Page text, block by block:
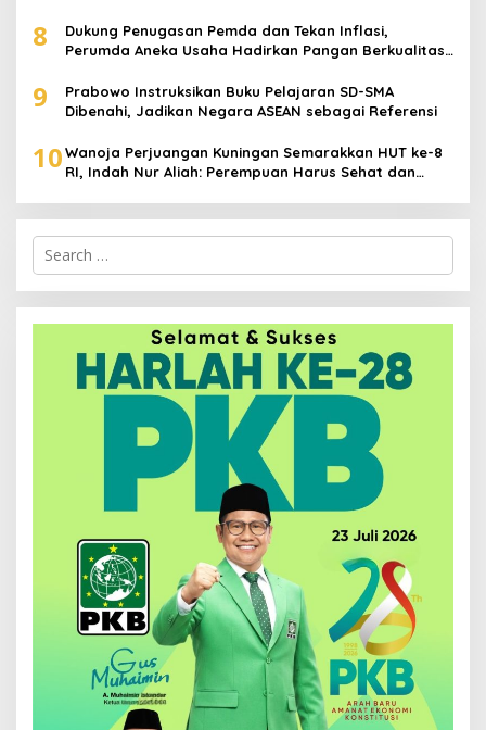
8
Dukung Penugasan Pemda dan Tekan Inflasi,
Perumda Aneka Usaha Hadirkan Pangan Berkualitas
9
Prabowo Instruksikan Buku Pelajaran SD-SMA
Dibenahi, Jadikan Negara ASEAN sebagai Referensi
10Wanoja Perjuangan Kuningan Semarakkan HUT ke-8
RI, Indah Nur Aliah: Perempuan Harus Sehat dan
Search
for: